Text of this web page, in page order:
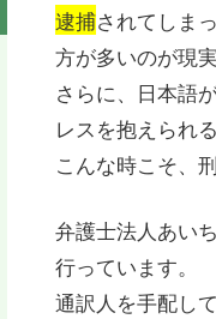
逮捕されてしま
方が多いのが現
さらに、日本語
レスを抱えられ
こんな時こそ、
弁護士法人あい
行っています。
通訳人を手配し